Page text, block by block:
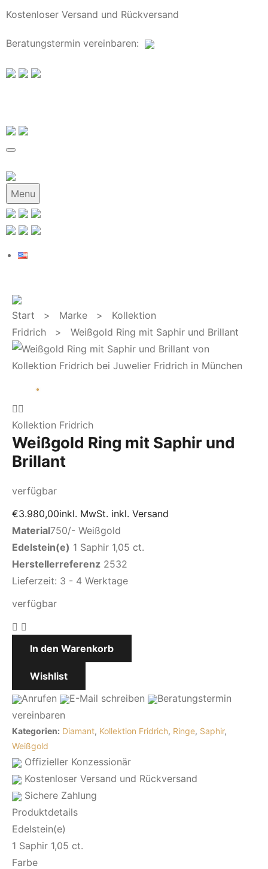
Kostenloser Versand und Rückversand
Beratungstermin vereinbaren:
Menu
Start > Marke > Kollektion
Fridrich > Weißgold Ring mit Saphir und Brillant
Kollektion Fridrich
Weißgold Ring mit Saphir und
Brillant
verfügbar
€3.980,00inkl. MwSt. inkl. Versand
Material750/- Weißgold
Edelstein(e) 1 Saphir 1,05 ct.
Herstellerreferenz 2532
Lieferzeit: 3 - 4 Werktage
verfügbar
In den Warenkorb
Wishlist
Anrufen
E-Mail schreiben
Beratungstermin
vereinbaren
Kategorien: Diamant, Kollektion Fridrich, Ringe, Saphir,
Weißgold
Offizieller Konzessionär
Kostenloser Versand und Rückversand
Sichere Zahlung
Produktdetails
Edelstein(e)
1 Saphir 1,05 ct.
Farbe